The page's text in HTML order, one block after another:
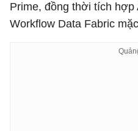
Prime, đồng thời tích hợp
Workflow Data Fabric